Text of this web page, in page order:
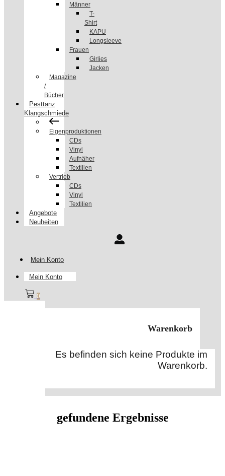
Männer
T-
Shirt
KAPU
Longsleeve
Frauen
Girlies
Jacken
Magazine
/
Bücher
Pesttanz
Klangschmiede
Eigenproduktionen
CDs
Vinyl
Aufnäher
Textilien
Vertrieb
CDs
Vinyl
Textilien
Angebote
Neuheiten
Mein Konto
Mein Konto
0
Warenkorb
Es befinden sich keine Produkte im
Warenkorb.
gefundene Ergebnisse